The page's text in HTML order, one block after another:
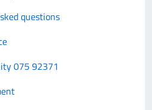
questions
075 92371